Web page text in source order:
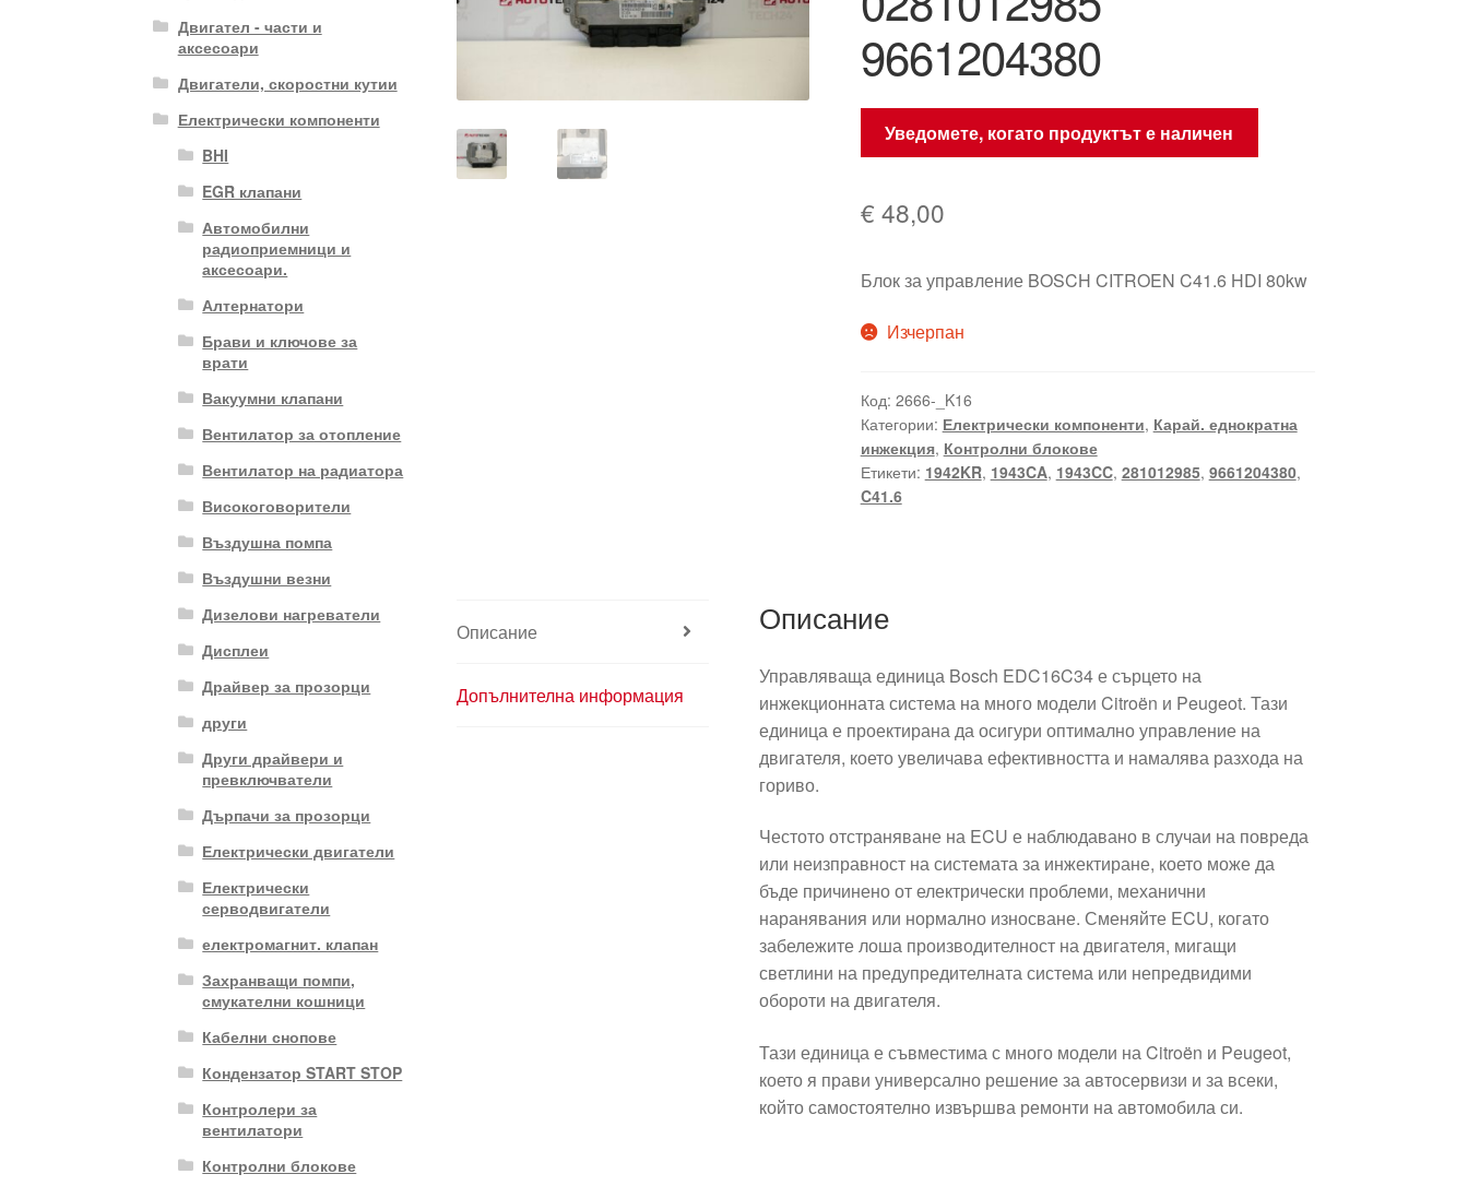
9661204380
Уведомете, когато продуктът е наличен
€ 48,00
Блок за управление BOSCH CITROEN C41.6 HDI 80kw
Изчерпан
Код: 2666-_K16
Категории: Електрически компоненти, Карай. еднократна
инжекция, Контролни блокове
Етикети: 1942KR, 1943CA, 1943CC, 281012985, 9661204380,
C41.6
Описание
Допълнителна информация
Описание
Управляваща единица Bosch EDC16C34 е сърцето на
инжекционната система на много модели Citroën и Peugeot. Тази
единица е проектирана да осигури оптимално управление на
двигателя, което увеличава ефективността и намалява разхода на
гориво.
Честото отстраняване на ECU е наблюдавано в случаи на повреда
или неизправност на системата за инжектиране, което може да
бъде причинено от електрически проблеми, механични
наранявания или нормално износване. Сменяйте ECU, когато
забележите лоша производителност на двигателя, мигащи
светлини на предупредителната система или непредвидими
обороти на двигателя.
Тази единица е съвместима с много модели на Citroën и Peugeot,
което я прави универсално решение за автосервизи и за всеки,
който самостоятелно извършва ремонти на автомобила си.
Двигател - части и
аксесоари
Двигатели, скоростни кутии
Електрически компоненти
BHI
EGR клапани
Автомобилни
радиоприемници и
аксесоари.
Алтернатори
Брави и ключове за
врати
Вакуумни клапани
Вентилатор за отопление
Вентилатор на радиатора
Високоговорители
Въздушна помпа
Въздушни везни
Дизелови нагреватели
Дисплеи
Драйвер за прозорци
други
Други драйвери и
превключватели
Дърпачи за прозорци
Електрически двигатели
Електрически
серводвигатели
електромагнит. клапан
Захранващи помпи,
смукателни кошници
Кабелни снопове
Кондензатор START STOP
Контролери за
вентилатори
Контролни блокове